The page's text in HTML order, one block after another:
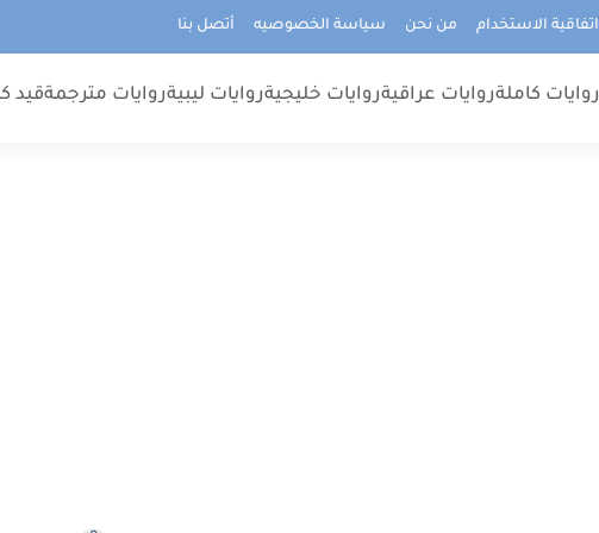
اتفاقية الاستخدام من نحن سياسة الخصوصيه أتصل بنا
روايات كاملةروايات عراقيةروايات خليجيةروايات ليبيةروايات مترجمةقيد